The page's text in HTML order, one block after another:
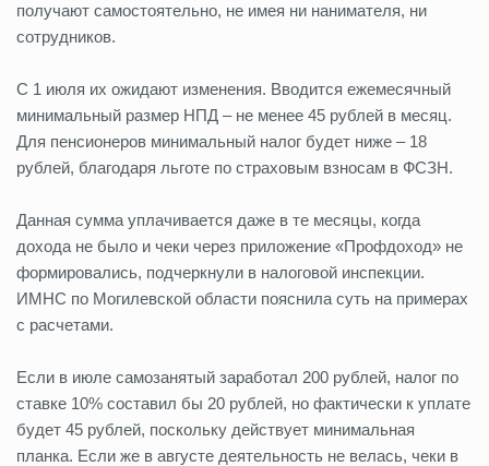
получают самостоятельно, не имея ни нанимателя, ни
сотрудников.
С 1 июля их ожидают изменения. Вводится ежемесячный
минимальный размер НПД – не менее 45 рублей в месяц.
Для пенсионеров минимальный налог будет ниже – 18
рублей, благодаря льготе по страховым взносам в ФСЗН.
Данная сумма уплачивается даже в те месяцы, когда
дохода не было и чеки через приложение «Профдоход» не
формировались, подчеркнули в налоговой инспекции.
ИМНС по Могилевской области пояснила суть на примерах
с расчетами.
Если в июле самозанятый заработал 200 рублей, налог по
ставке 10% составил бы 20 рублей, но фактически к уплате
будет 45 рублей, поскольку действует минимальная
планка. Если же в августе деятельность не велась, чеки в